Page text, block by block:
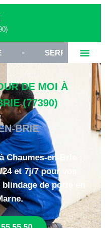
SEINE-ET-
DE MOI À
(77390)
BRIE
en-Brie :
et 7j/7 pour vos
de porte en